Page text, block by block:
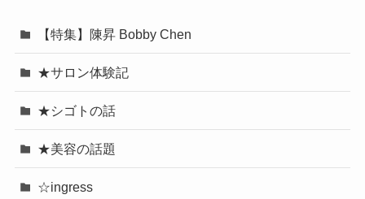
【特集】陳昇 Bobby Chen
★サロン体験記
★シゴトの話
★美容の話題
☆ingress